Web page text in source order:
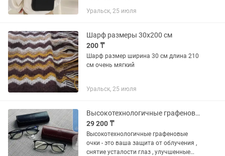
Уральск, 25 июля
Шарф размеры 30х200 см
200 ₸
Шарф размер ширина 30 см длина 210
см очень мягкий
Уральск, 25 июля
Высокотехнологичные графеновые очки
29 200 ₸
Высокотехнологичные графеновые
очки - это ваша защита от облучения ,
снятие усталости глаз , улучшенные